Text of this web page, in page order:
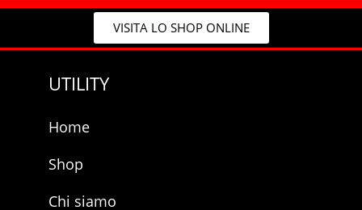
VISITA LO SHOP ONLINE
UTILITY
Home
Shop
Chi siamo